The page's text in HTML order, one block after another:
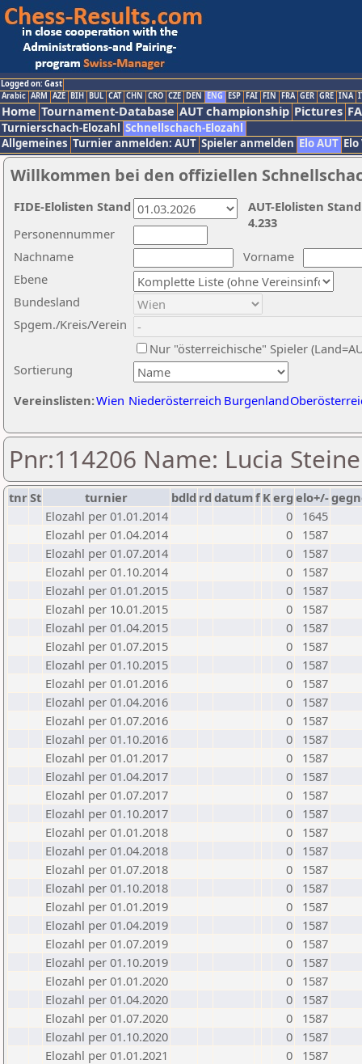
Logged on: Gast
Arabic ARM AZE BIH BUL CAT CHN CRO CZE DEN ENG ESP FAI FIN FRA GER GRE INA
Home Tournament-Database AUT championship Pictures
Turnierschach-Elozahl Schnellschach-Elozahl
Allgemeines Turnier anmelden: AUT Spieler anmelden Elo AUT
Willkommen bei den offiziellen
Nachname
Vorname
Ebene
Sortierung
Personennummer
Bundesland
Spgem./Kreis/Verein
Nur "österreichische" Spieler
Vereinslisten:Wien Niederösterreich Burgenland
AUT-Elolisten
4.233
FIDE-Elolisten Stand
Pnr:114206 Name: Lucia
tnrSt turnier bdld rd datumf Kerg elo+/-
Elozahl per 01.01.2014
0
1645
Elozahl per 01.04.2014
0
1587
Elozahl per 01.07.2014
0
1587
Elozahl per 01.10.2014
0
1587
Elozahl per 01.01.2015
0
1587
Elozahl per 10.01.2015
0
1587
Elozahl per 01.04.2015
0
1587
Elozahl per 01.07.2015
0
1587
Elozahl per 01.10.2015
0
1587
Elozahl per 01.01.2016
0
1587
Elozahl per 01.04.2016
0
1587
Elozahl per 01.07.2016
0
1587
Elozahl per 01.10.2016
0
1587
Elozahl per 01.01.2017
0
1587
Elozahl per 01.04.2017
0
1587
Elozahl per 01.07.2017
0
1587
Elozahl per 01.10.2017
0
1587
Elozahl per 01.01.2018
0
1587
Elozahl per 01.04.2018
0
1587
Elozahl per 01.07.2018
0
1587
Elozahl per 01.10.2018
0
1587
Elozahl per 01.01.2019
0
1587
Elozahl per 01.04.2019
0
1587
Elozahl per 01.07.2019
0
1587
Elozahl per 01.10.2019
0
1587
Elozahl per 01.01.2020
0
1587
Elozahl per 01.04.2020
0
1587
Elozahl per 01.07.2020
0
1587
Elozahl per 01.10.2020
0
1587
Elozahl per 01.01.2021
0
1587